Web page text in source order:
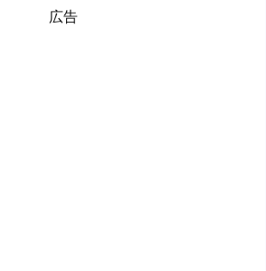
広告